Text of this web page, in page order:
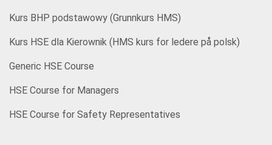
Kurs BHP podstawowy (Grunnkurs HMS)
Kurs HSE dla Kierownik (HMS kurs for ledere på polsk)
Generic HSE Course
HSE Course for Managers
HSE Course for Safety Representatives